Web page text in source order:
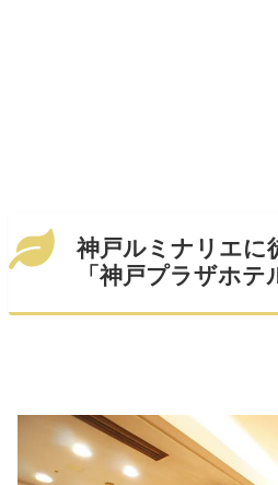
神戸ルミナリエに
「神戸プラザホテ